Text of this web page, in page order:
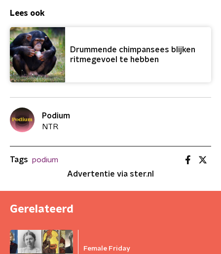
Lees ook
Drummende chimpansees blijken
ritmegevoel te hebben
Podium
NTR
Tags podium
Advertentie via ster.nl
Gerelateerd
Female Friday